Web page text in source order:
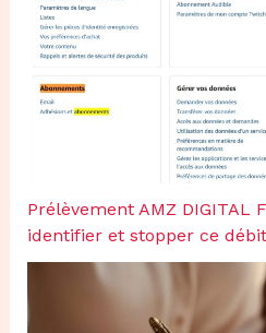
Prélèvement AMZ DIGITAL
identifier et stopper ce